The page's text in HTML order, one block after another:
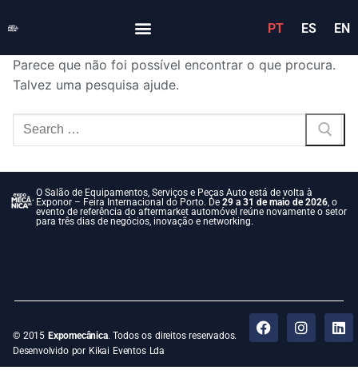
PT ES EN
Parece que não foi possível encontrar o que procura.
Talvez uma pesquisa ajude.
O Salão de Equipamentos, Serviços e Peças Auto está de volta à
Exponor – Feira Internacional do Porto. De29 a 31 de maio de 2026, o
evento de referência do aftermarket automóvel reúne novamente o setor
para três dias de negócios, inovação e networking.
© 2015 Expomecânica. Todos os direitos reservados.
Desenvolvido por Kikai Eventos Lda